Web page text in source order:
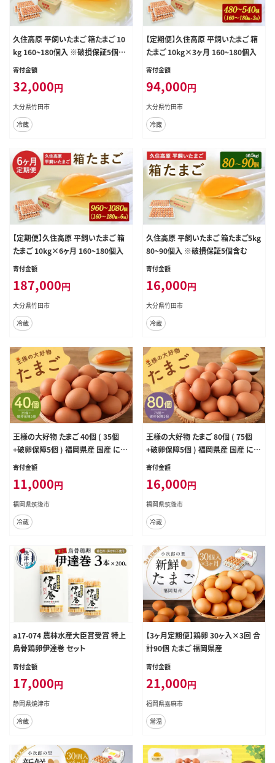
久住高原 平飼いたまご 箱たまご 10
kg 160~180個入 ※破損保証5個含
む
寄付金額
32,000円
大分県竹田市
冷蔵
【定期便】久住高原 平飼いたまご 箱
たまご 10kg×3ヶ月 160~180個入
寄付金額
94,000円
大分県竹田市
冷蔵
【定期便】久住高原 平飼いたまご 箱
たまご 10kg×6ヶ月 160~180個入
寄付金額
187,000円
大分県竹田市
冷蔵
久住高原 平飼いたまご 箱たまご5kg
80~90個入 ※破損保証5個含む
寄付金額
16,000円
大分県竹田市
冷蔵
王様の大好物 たまご 40個 ( 35個
+破卵保障5個 ) 福岡県産 国産 にわ
とり 卵かけご飯 ゆでたまご
寄付金額
11,000円
福岡県筑後市
冷蔵
王様の大好物 たまご 80個 ( 75個
+破卵保障5個 ) 福岡県産 国産 にわ
とり 卵かけご飯 ゆでたまご
寄付金額
16,000円
福岡県筑後市
冷蔵
a17-074 農林水産大臣賞受賞 特上
烏骨鶏卵伊達巻 セット
寄付金額
17,000円
静岡県焼津市
冷蔵
【3ヶ月定期便】鶏卵 30ヶ入×3回 合
計90個 たまご 福岡県産
寄付金額
21,000円
福岡県嘉麻市
常温